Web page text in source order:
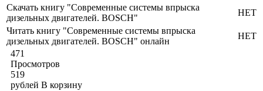
Скачать книгу "Современные системы впрыска
дизельных двигателей. BOSCH"
НЕТ
Читать книгу "Современные системы впрыска
дизельных двигателей. BOSCH" онлайн
НЕТ
471
Просмотров
519
рублей В корзину